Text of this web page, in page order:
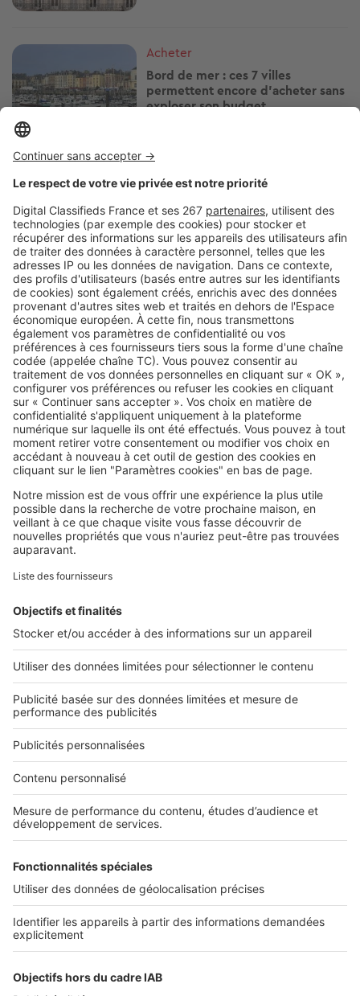
Image
Acheter
Bord de mer : ces 7 villes
permettent encore d'acheter sans
exploser son budget
Image
Humidité : ces détails pendant
une visite peuvent vous éviter de
gros travaux
Image
Acheter
Résidence secondaire : le mobil-
home est-il vraiment la bonne
affaire annoncée ?
SeLoger c'est aussi
Retrouvez-nous sur ...
L'ENTREPRISE
Nous contacter
Nous recrutons
NOS APPLICATIONS
Découvrez nos applications
Tous nos services pro
Accès client
À DÉCOUVRIR
Annuaire des professionnels
Tout l'immobilier